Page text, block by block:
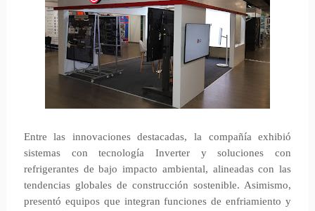
Entre las innovaciones destacadas, la compañía exhibió
sistemas con tecnología Inverter y soluciones con
refrigerantes de bajo impacto ambiental, alineadas con las
tendencias globales de construcción sostenible. Asimismo,
presentó equipos que integran funciones de enfriamiento y